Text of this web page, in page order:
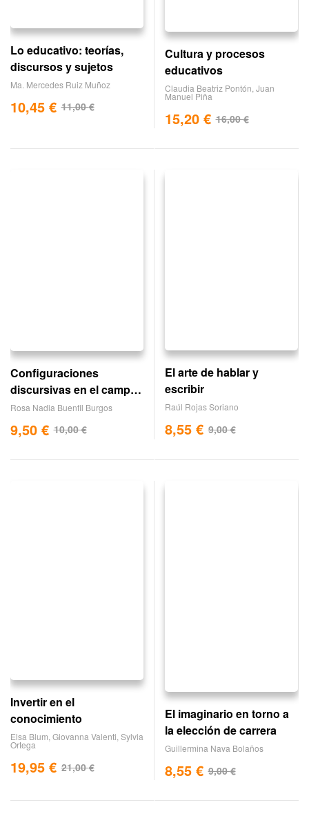
Lo educativo: teorías,
discursos y sujetos
Ma. Mercedes Ruiz Muñoz
11,00€
10,45 €
Cultura y procesos
educativos
Claudia Beatriz Pontón Juan
Manuel Piña
16,00€
15,20 €
Configuraciones
discursivas en el campo
educativo
Rosa Nadia Buenfil Burgos
10,00€
9,50 €
El arte de hablar y
escribir
Raúl Rojas Soriano
9,00€
8,55 €
Invertir en el
conocimiento
Elsa Blum Giovanna Valenti Sylvia
Ortega
21,00€
19,95 €
El imaginario en torno a
la elección de carrera
Guillermina Nava Bolaños
9,00€
8,55 €